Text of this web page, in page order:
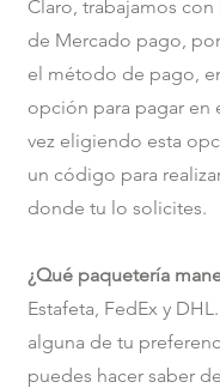
Claro, trabajamos con
de Mercado pago,
el método de pago,
opción para pagar en
vez eligiendo esta
un código para
donde tu lo solicites.
¿Qué paquetería
Estafeta, FedEx y
alguna de tu
puedes hacer saber